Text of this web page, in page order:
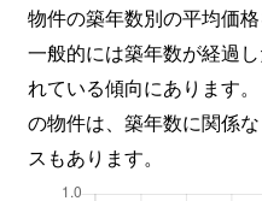
物件の築年数別の平均価格
一般的には築年数が経過
れている傾向にあります
の物件は、築年数に関係
スもあります。